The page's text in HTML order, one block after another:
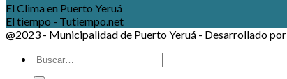
El Clima en Puerto Yeruá
El tiempo - Tutiempo.net
@2023 - Municipalidad de Puerto Yeruá - Desarrollado por